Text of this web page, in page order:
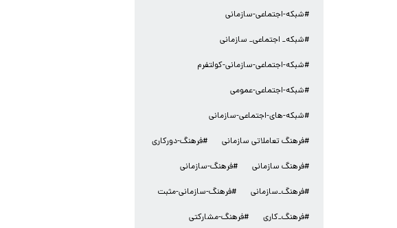
#شبکه-اجتماعی-سازمانی
#شبکه_ اجتماعی_ سازمانی
#شبکه-اجتماعی-سازمانی-کولتفرم
#شبکه-اجتماعی-عمومی
#شبکه-های-اجتماعی-سازمانی
#فرهنگ تعاملاتی سازمانی #فرهنگ-دورکاری
#فرهنگ سازمانی #فرهنگ-سازمانی
#فرهنگ_سازمانی #فرهنگ-سازمانی-مثبت
#فرهنگ_کاری #فرهنگ-مشارکتی